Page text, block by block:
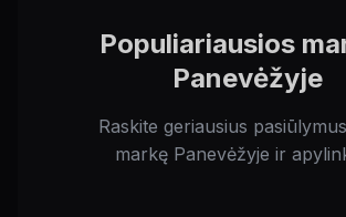
Populiariausios
Panevėžyje
Raskite geriausius
markę Panevėžyje ir